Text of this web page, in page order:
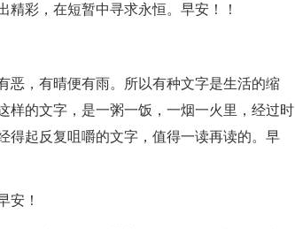
精彩，在短暂中寻求永恒。早安！！
恶，有晴便有雨。所以有种文字是生活的缩
样的文字，是一粥一饭，一烟一火里，经过时
得起反复咀嚼的文字，值得一读再读的。早
安！